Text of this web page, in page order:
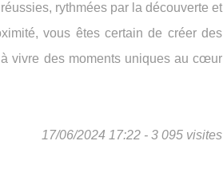
rythmées par la découverte et
vous êtes certain de créer des
vivre des moments uniques au cœur
17/06/2024 17:22 - 3 095 visites